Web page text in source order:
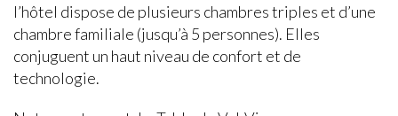
l’hôtel dispose de plusieurs chambres triples et d’une
chambre familiale (jusqu’à 5 personnes). Elles
conjuguent un haut niveau de confort et de
technologie.